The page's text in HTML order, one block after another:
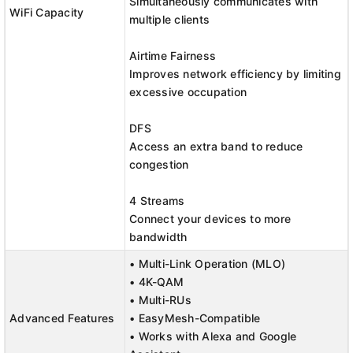
WiFi Capacity
multiple clients
Airtime Fairness
Improves network efficiency by limiting
excessive occupation
DFS
Access an extra band to reduce
congestion
4 Streams
Connect your devices to more
bandwidth
Advanced Features
• Multi-Link Operation (MLO)
• 4K-QAM
• Multi-RUs
• EasyMesh-Compatible
• Works with Alexa and Google